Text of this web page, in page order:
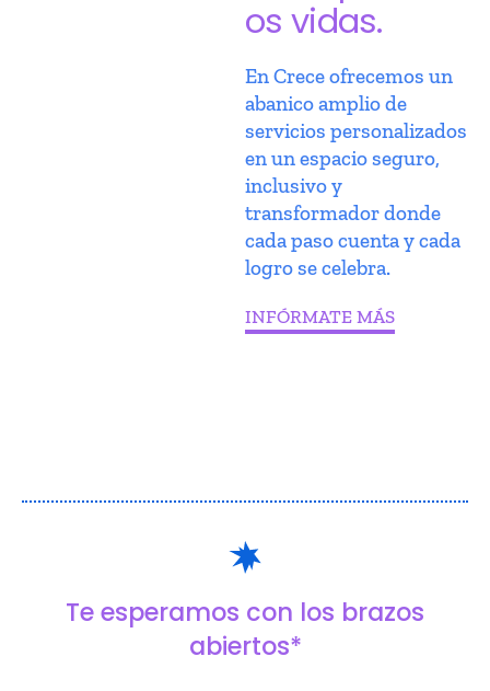
os vidas.
En Crece ofrecemos un
abanico amplio de
servicios personalizados
en un espacio seguro,
inclusivo y
transformador donde
cada paso cuenta y cada
logro se celebra.
INFÓRMATE MÁS
Te esperamos con los brazos
abiertos*